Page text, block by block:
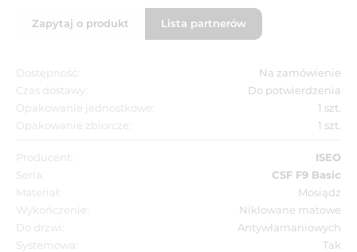
Zapytaj o produkt Lista partnerów
Dostępność:
Na zamówienie
Czas dostawy:
Do potwierdzenia
Opakowanie jednostkowe:
1 szt.
Opakowanie zbiorcze:
1 szt.
Producent:
ISEO
Seria:
CSF F9 Basic
Materiał:
Mosiądz
Wykończenie:
Niklowane matowe
Do drzwi:
Antywłamaniowych
Systemowa:
Tak